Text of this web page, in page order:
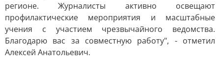
регионе. Журналисты активно освещают
профилактические мероприятия и масштабные
учения с участием чрезвычайного ведомства.
Благодарю вас за совместную работу", - отметил
Алексей Анатольевич.